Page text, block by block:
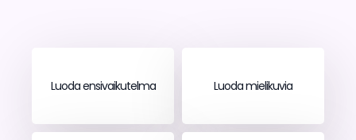
Luoda ensivaikutelma Luoda mielikuvia